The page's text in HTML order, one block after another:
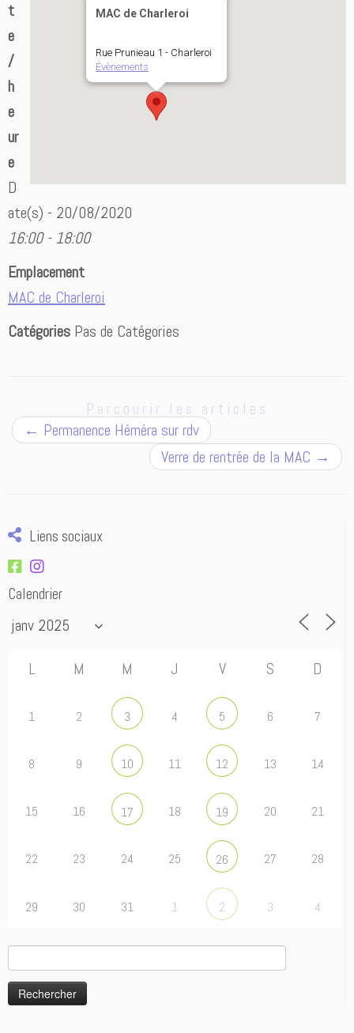
MAC de Charleroi
Rue Prunieau 1 - Charleroi
Évènements
t
e
/
h
e
ur
e
D
ate(s) - 20/08/2020
16:00 - 18:00
Emplacement
MAC de Charleroi
Catégories Pas de Catégories
Parcourir les articles
← Permanence Héméra sur rdv
Verre de rentrée de la MAC →
Liens sociaux
Calendrier
L M M J V S D
1 2 3 4 5 6 7
8 9 10 11 12 13 14
15 16 17 18 19 20 21
22 23 24 25 26 27 28
29 30 31 1 2 3 4